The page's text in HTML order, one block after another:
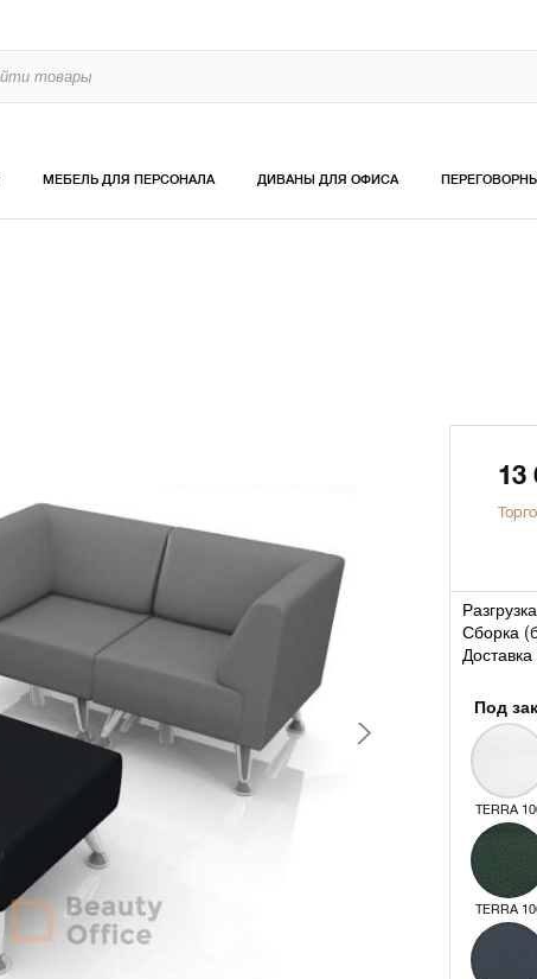
МЕБЕЛЬ ДЛЯ ПЕРСОНАЛА ДИВАНЫ ДЛЯ ОФИСА
13
Сборка (
Доставка
Под
TERRA
TERRA